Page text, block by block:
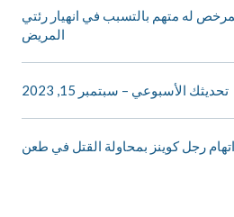
له متهم بالتسبب في انهيار رئتي
المريض
تحديثك الأسبوعي – سبتمبر 15, 2023
اتهام رجل كوينز بمحاولة القتل في طعن